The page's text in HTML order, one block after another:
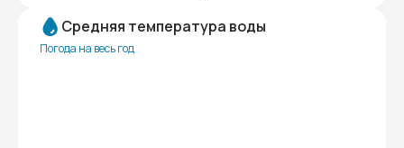
Средняя температура воды
Погода на весь год